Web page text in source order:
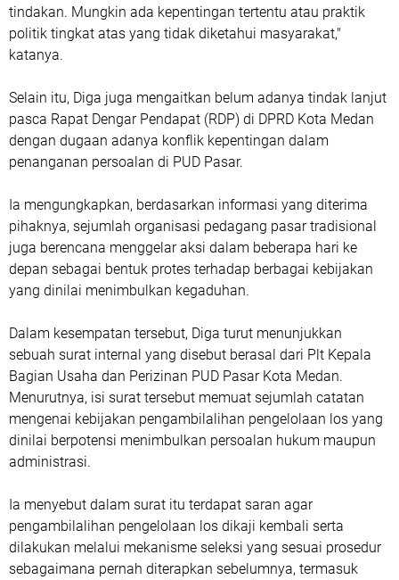
tindakan. Mungkin ada kepentingan tertentu atau praktik
politik tingkat atas yang tidak diketahui masyarakat,"
katanya.
Selain itu, Diga juga mengaitkan belum adanya tindak lanjut
pasca Rapat Dengar Pendapat (RDP) di DPRD Kota Medan
dengan dugaan adanya konflik kepentingan dalam
penanganan persoalan di PUD Pasar.
Ia mengungkapkan, berdasarkan informasi yang diterima
pihaknya, sejumlah organisasi pedagang pasar tradisional
juga berencana menggelar aksi dalam beberapa hari ke
depan sebagai bentuk protes terhadap berbagai kebijakan
yang dinilai menimbulkan kegaduhan.
Dalam kesempatan tersebut, Diga turut menunjukkan
sebuah surat internal yang disebut berasal dari Plt Kepala
Bagian Usaha dan Perizinan PUD Pasar Kota Medan.
Menurutnya, isi surat tersebut memuat sejumlah catatan
mengenai kebijakan pengambilalihan pengelolaan los yang
dinilai berpotensi menimbulkan persoalan hukum maupun
administrasi.
Ia menyebut dalam surat itu terdapat saran agar
pengambilalihan pengelolaan los dikaji kembali serta
dilakukan melalui mekanisme seleksi yang sesuai prosedur
sebagaimana pernah diterapkan sebelumnya, termasuk